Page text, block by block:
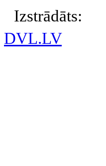
Izstrādāts:
DVL.LV